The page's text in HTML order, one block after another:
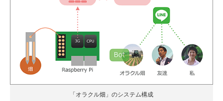
「オラクル畑」のシステム構成